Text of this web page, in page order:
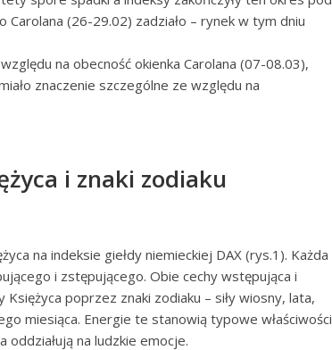
(26-29.02) zadziało – rynek w tym dniu
na obecność okienka Carolana (07-08.03),
znaczenie szczególne ze względu na
i znaki zodiaku
na indeksie giełdy niemieckiej DAX (rys.1). Każda
i zstępującego. Obie cechy wstępująca i
poprzez znaki zodiaku – siły wiosny, lata,
miesiąca. Energie te stanowią typowe właściwości
oddziałują na ludzkie emocje.